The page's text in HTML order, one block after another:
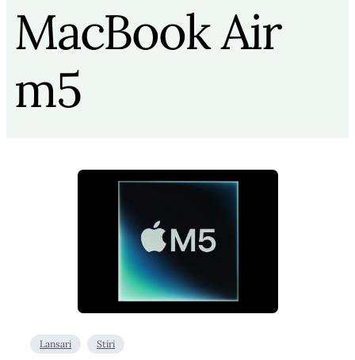
MacBook Air
m5
Lansari Stiri